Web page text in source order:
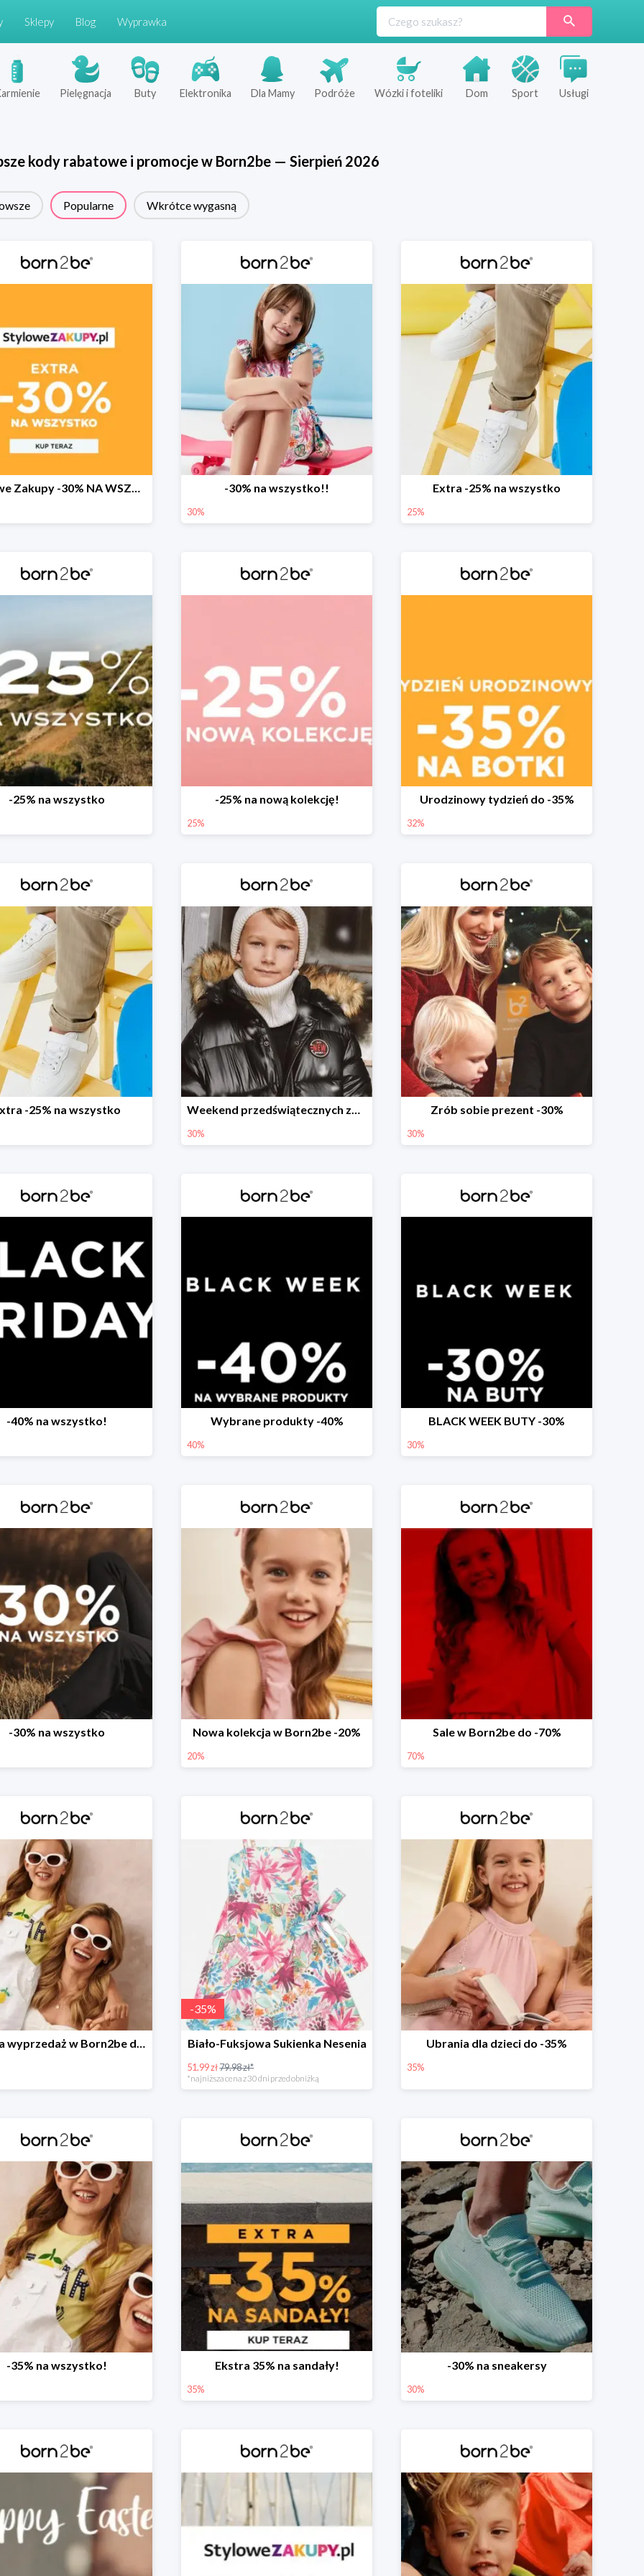
Sklepy Blog Wyprawka
Pielęgnacja Buty Elektronika Dla Mamy Podróże Wózki i foteliki Dom Sport Usługi
kody rabatowe i promocje w Born2be— Sierpień 2026
Popularne Wkrótce wygasną
Stylowe Zakupy -30% NA WSZYSTKO w born2be! -30% na wszystko!!
30%
Extra -25% na wszystko
25%
-25% na wszystko -25% na nową kolekcję!
25%
Urodzinowy tydzień do -35%
32%
-25% na wszystko Weekend przedświątecznych zakupów
30%
Zrób sobie prezent -30%
30%
-40% na wszystko! Wybrane produkty -40%
40%
BLACK WEEK BUTY -30%
30%
-30% na wszystko Nowa kolekcja w Born2be -20%
20%
Sale w Born2be do -70%
70%
Wielka wyprzedaż w Born2be do -40%
-35%
Biało-Fuksjowa Sukienka Nesenia
51.99 zł79.98 zł*
*najniższa cena z 30 dni przed obniżką
Ubrania dla dzieci do -35%
35%
-35% na wszystko! Ekstra 35% na sandały!
35%
-30% na sneakersy
30%